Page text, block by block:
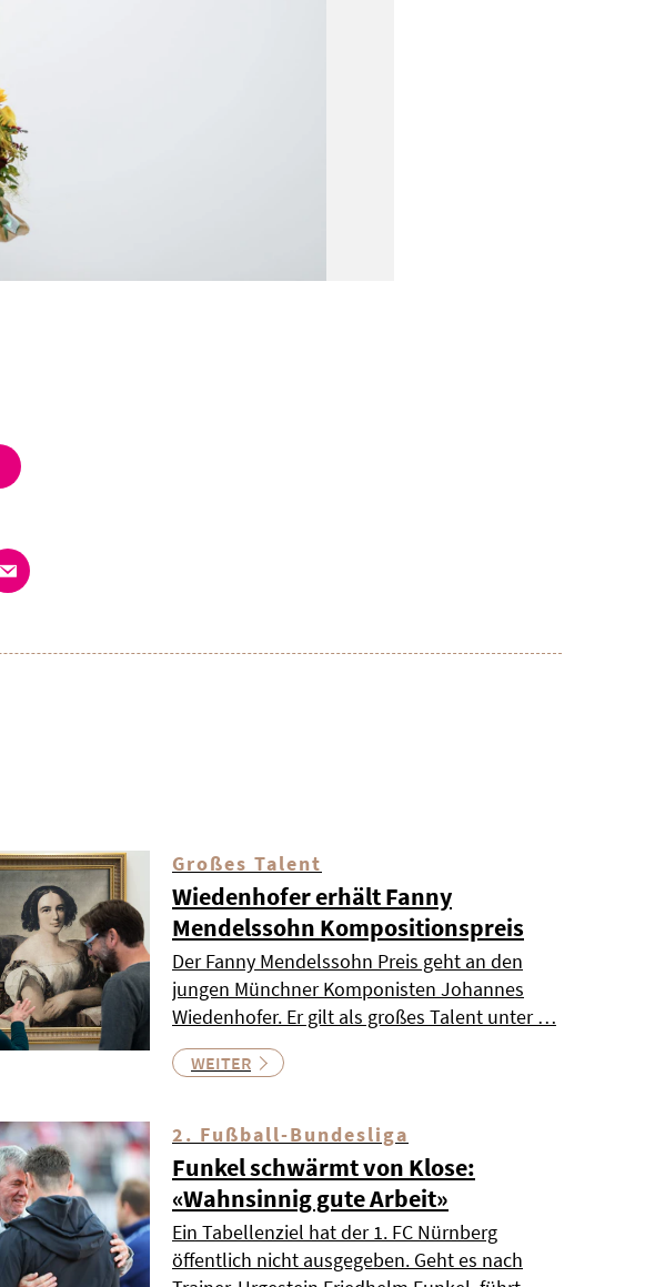
Großes Talent
Wiedenhofer erhält Fanny
Mendelssohn Kompositionspreis
Der Fanny Mendelssohn Preis geht an den
jungen Münchner Komponisten Johannes
Wiedenhofer. Er gilt als großes Talent unter …
WEITER
2. Fußball-Bundesliga
Funkel schwärmt von Klose:
«Wahnsinnig gute Arbeit»
Ein Tabellenziel hat der 1. FC Nürnberg
öffentlich nicht ausgegeben. Geht es nach